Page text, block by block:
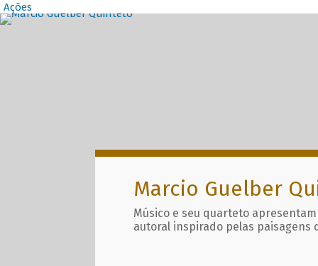
Ações
Destaques
Marcio Guelber
Músico e seu quarteto
autoral inspirado pelas paisagens